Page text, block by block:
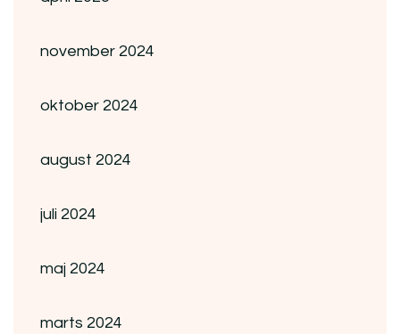
november 2024
oktober 2024
august 2024
juli 2024
maj 2024
marts 2024